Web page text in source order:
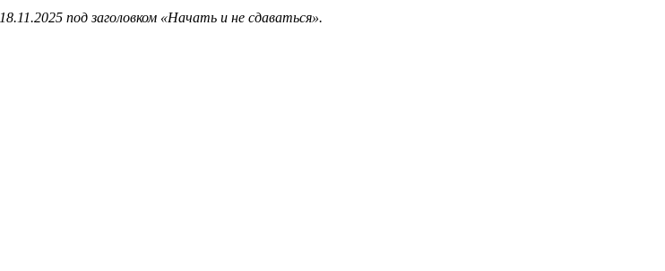
под заголовком «Начать и не сдаваться».